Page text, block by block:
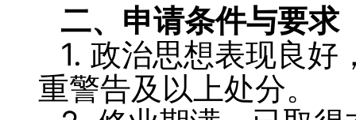
二、申请条件与要求
1. 政治思想表现良好
重警告及以上处分。